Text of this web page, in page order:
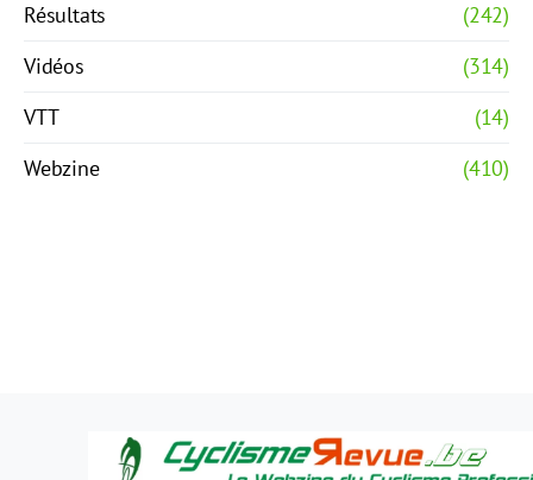
Résultats
(242)
Vidéos
(314)
VTT
(14)
Webzine
(410)